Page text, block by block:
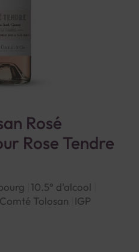
Rosé
Rose Tendre
10.5° d'alcool
Comté Tolosan IGP